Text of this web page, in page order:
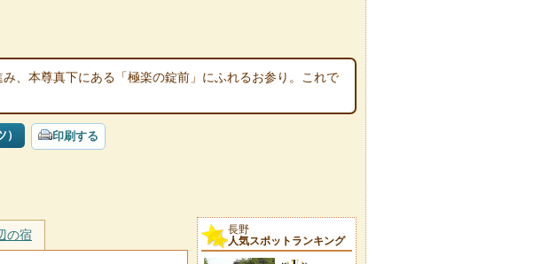
、本尊真下にある「極楽の錠前」にふれるお参り。これで
印刷する
の宿
長野
人気スポットランキング